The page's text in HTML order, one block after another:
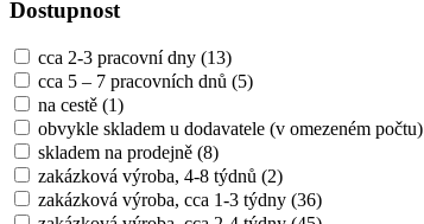
Dostupnost
cca 2-3 pracovní dny (13)
cca 5 – 7 pracovních dnů (5)
na cestě (1)
obvykle skladem u dodavatele (v omezeném počtu)
skladem na prodejně (8)
zakázková výroba, 4-8 týdnů (2)
zakázková výroba, cca 1-3 týdny (36)